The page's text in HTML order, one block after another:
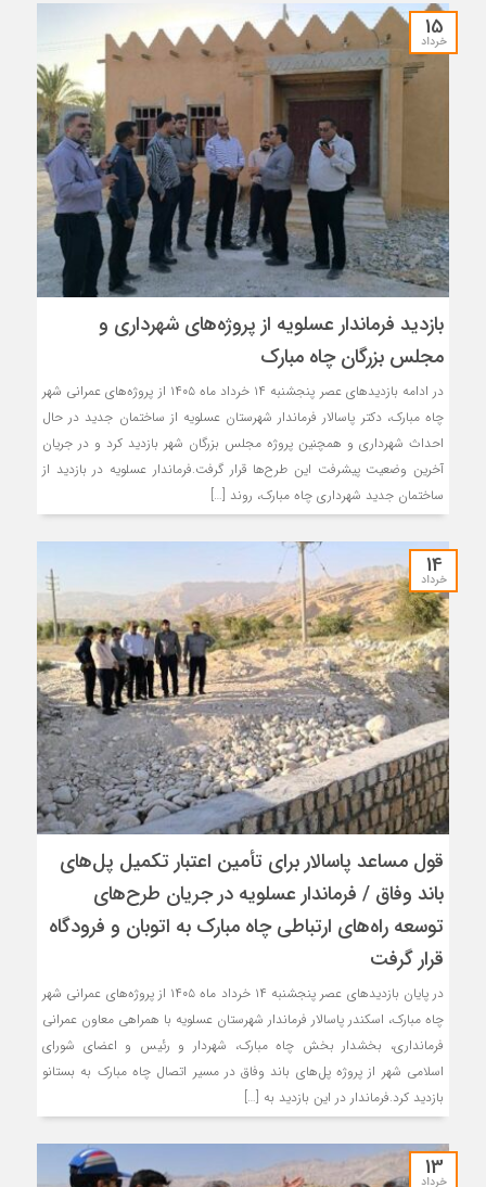
15
خرداد
بازدید فرماندار عسلویه از پروژه‌های شهرداری و
مجلس بزرگان چاه مبارک
در ادامه بازدیدهای عصر پنجشنبه ۱۴ خرداد ماه ۱۴۰۵ از پروژه‌های عمرانی شهر
چاه مبارک، دکتر پاسالار فرماندار شهرستان عسلویه از ساختمان جدید در حال
احداث شهرداری و همچنین پروژه مجلس بزرگان شهر بازدید کرد و در جریان
آخرین وضعیت پیشرفت این طرح‌ها قرار گرفت.فرماندار عسلویه در بازدید از
ساختمان جدید شهرداری چاه مبارک، روند […]
14
خرداد
قول مساعد پاسالار برای تأمین اعتبار تکمیل پل‌های
باند وفاق / فرماندار عسلویه در جریان طرح‌های
توسعه راه‌های ارتباطی چاه مبارک به اتوبان و فرودگاه
قرار گرفت
در پایان بازدیدهای عصر پنجشنبه ۱۴ خرداد ماه ۱۴۰۵ از پروژه‌های عمرانی شهر
چاه مبارک، اسکندر پاسالار فرماندار شهرستان عسلویه با همراهی معاون عمرانی
فرمانداری، بخشدار بخش چاه مبارک، شهردار و رئیس و اعضای شورای
اسلامی شهر از پروژه پل‌های باند وفاق در مسیر اتصال چاه مبارک به بستانو
بازدید کرد.فرماندار در این بازدید به […]
13
خرداد